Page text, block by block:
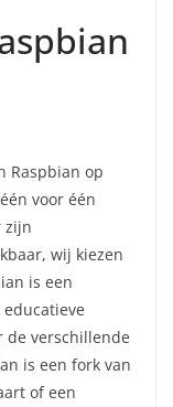
Raspbian op
voor één
zijn
wij kiezen
is een
de verschillende
is een fork van
of een